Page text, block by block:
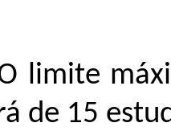
limite
de 15